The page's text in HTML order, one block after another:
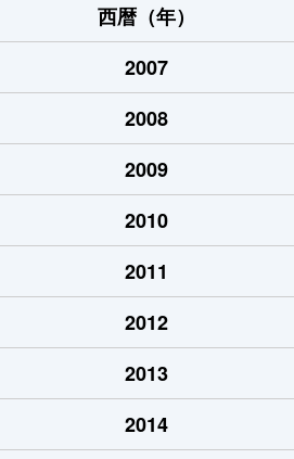
550万円 -
150万円 -
350万円 -
1,700万円 -
480万円 -
500万円 人吉
750万円 -
690万円 -
西暦（年）
2007
2008
2009
2010
2011
2012
2013
2014